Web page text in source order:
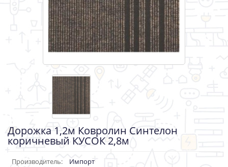
Дорожка 1,2м Ковролин Синтелон
коричневый КУСОК 2,8м
Производитель:
Импорт